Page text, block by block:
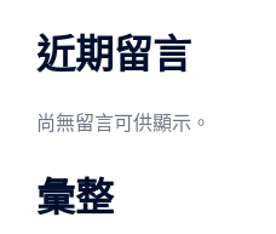
近期留言
尚無留言可供顯示。
彙整